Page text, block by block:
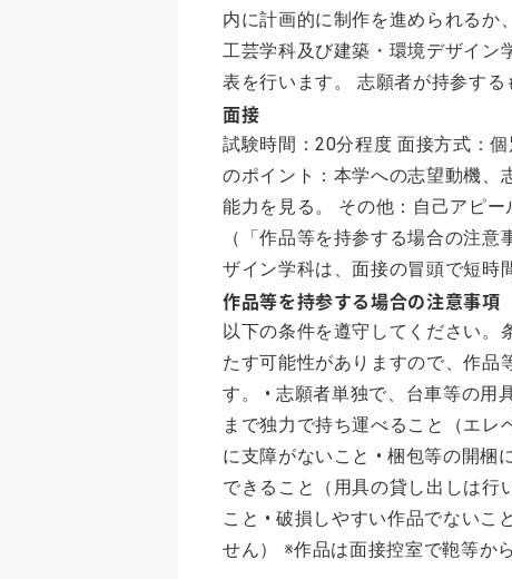
内に計画的に制作を進められるか
工芸学科及び建築・環境デザイン
表を行います。 志願者が持参する
面接
試験時間：20分程度 面接方式：
のポイント：本学への志望動機、
能力を見る。 その他：自己アピー
（「作品等を持参する場合の注
ザイン学科は、面接の冒頭で短時
作品等を持参する場合の注意事項
以下の条件を遵守してください。
たす可能性がありますので、作品
す。 • 志願者単独で、台車等の用
まで独力で持ち運べること（エレ
に支障がないこと • 梱包等の開梱
できること（用具の貸し出しは行
こと • 破損しやすい作品でないこ
せん） ※作品は面接控室で鞄等か